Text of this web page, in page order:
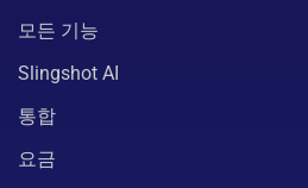
모든 기능
Slingshot AI
통합
요금